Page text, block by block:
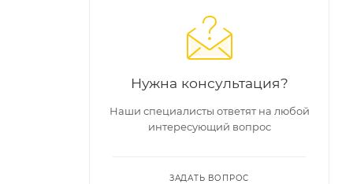
Нужна консультация?
Наши специалисты ответят на любой
интересующий вопрос
ЗАДАТЬ ВОПРОС